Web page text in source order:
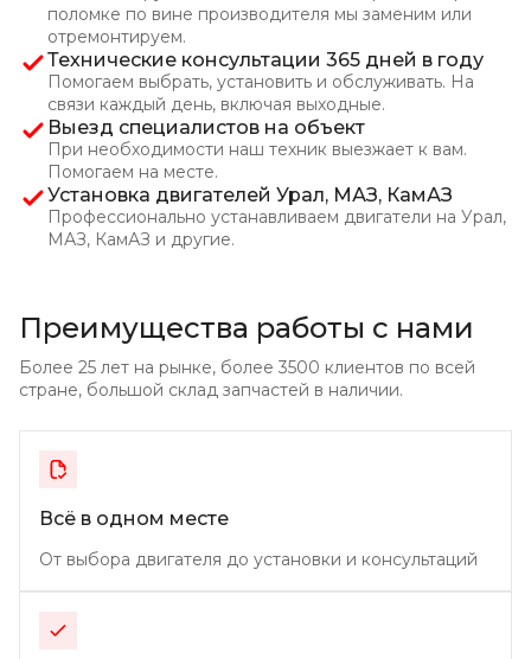
поломке по вине производителя мы заменим или
отремонтируем.
Технические консультации 365 дней в году
Помогаем выбрать, установить и обслуживать. На
связи каждый день, включая выходные.
Выезд специалистов на объект
При необходимости наш техник выезжает к вам.
Помогаем на месте.
Установка двигателей Урал, МАЗ, КамАЗ
Профессионально устанавливаем двигатели на Урал,
МАЗ, КамАЗ и другие.
Преимущества работы с нами
Более 25 лет на рынке, более 3500 клиентов по всей
стране, большой склад запчастей в наличии.
Всё в одном месте
От выбора двигателя до установки и консультаций